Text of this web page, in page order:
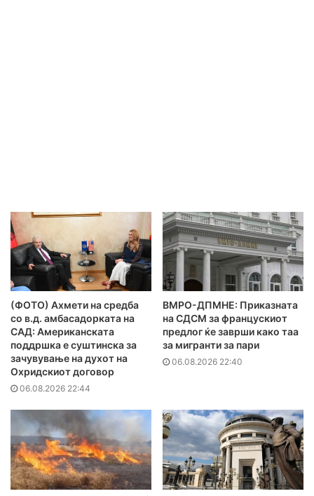
(ФОТО) Ахмети на средба
со в.д. амбасадорката на
САД: Американската
поддршка е суштинска за
зачувување на духот на
Охридскиот договор
06.08.2026 22:44
ВМРО-ДПМНЕ: Приказната
на СДСМ за францускиот
предлог ќе заврши како таа
за мигранти за пари
06.08.2026 22:40